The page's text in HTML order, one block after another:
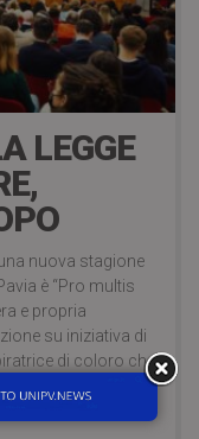
LEGGE
nuova stagione
è “Pro multis
e propria
su iniziativa di
di coloro che